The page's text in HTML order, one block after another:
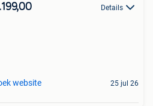
Details
website 25 jul 26